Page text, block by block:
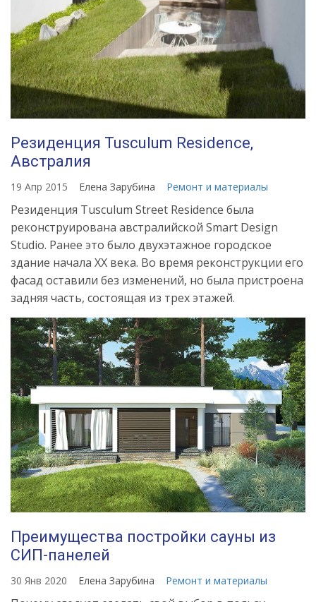
Резиденция Tusculum Residence,
Австралия
19 Апр 2015 Елена Зарубина Ремонт и материалы
Резиденция Tusculum Street Residence была
реконструирована австралийской Smart Design
Studio. Ранее это было двухэтажное городское
здание начала ХХ века. Во время реконструкции его
фасад оставили без изменений, но была пристроена
задняя часть, состоящая из трех этажей.
Преимущества постройки сауны из
СИП-панелей
30 Янв 2020 Елена Зарубина Ремонт и материалы